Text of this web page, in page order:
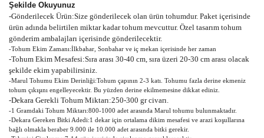
Şekilde Okuyunuz
-Gönderilecek Ürün:Size gönderilecek olan ürün tohumdur. Paket içerisinde
ürün adında belirtilen miktar kadar tohum mevcuttur. Özel tasarım tohum
gönderim ambalajları içerisinde gönderilecektir.
-Tohum Ekim Zamanı:İlkbahar, Sonbahar ve iç mekan içerisinde her zaman
-Tohum Ekim Mesafesi:Sıra arası 30-40 cm, sıra üzeri 20-30 cm arası olacak
şekilde ekim yapabilirsiniz.
-Marul Tohumu Ekim Derinliği:Tohum çapının 2-3 katı. Tohumu fazla derine ekmeniz
tohum çıkışını engelleyecektir. Bu yüzden derine ekilmemesine dikkat ediniz.
-Dekara Gerekli Tohum Miktarı:250-300 gr civarı.
-1 Gramdaki Tohum Miktarı:800-1000 adet arasında Marul tohumu bulunmaktadır.
-Dekara Gereken Bitki Adedi:1 dekar için ortalama dikim mesafesi ve arazi koşullarına
bağlı olmakla beraber 9.000 ile 10.000 adet arasında bitki gerekir.